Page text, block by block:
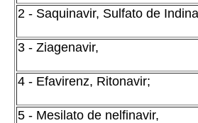
2 - Saquinavir, Sulfato de
3 - Ziagenavir,
4 - Efavirenz, Ritonavir;
5 - Mesilato de nelfinavir,